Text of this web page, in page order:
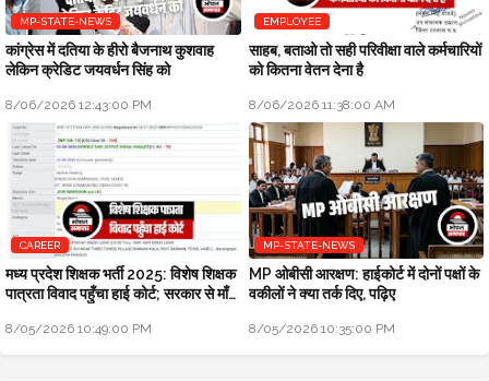
MP-STATE-NEWS
कांग्रेस में दतिया के हीरो बैजनाथ कुशवाह
लेकिन क्रेडिट जयवर्धन सिंह को
8/06/2026 12:43:00 PM
EMPLOYEE
साहब, बताओ तो सही परिवीक्षा वाले कर्मचारियों
को कितना वेतन देना है
8/06/2026 11:38:00 AM
CAREER
मध्य प्रदेश शिक्षक भर्ती 2025: विशेष शिक्षक
पात्रता विवाद पहुँचा हाई कोर्ट; सरकार से माँगा
8/05/2026 10:49:00 PM
MP-STATE-NEWS
MP ओबीसी आरक्षण: हाईकोर्ट में दोनों पक्षों के
वकीलों ने क्या तर्क दिए, पढ़िए
8/05/2026 10:35:00 PM